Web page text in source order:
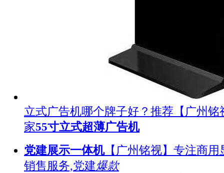
立式广告机哪个牌子好？推荐【广州铭
家55寸立式超薄广告机
党建展示一体机【广州铭视】专注商用
销售服务,党建爆款